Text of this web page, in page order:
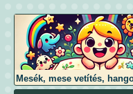
Mesék, mese vetítés,